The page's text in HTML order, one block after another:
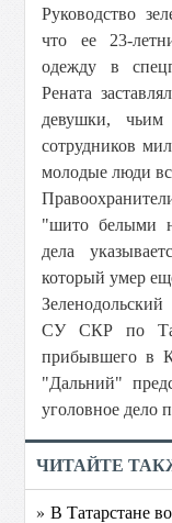
Руководство
что ее 23-
одежду в
Рената
девушки, чьим
сотрудников
молодые люди
"шито белыми
дела
который умер
СУ СКР по
прибывшего в
"Дальний"
уголовное дело
ЧИТАЙТЕ
» В Татарстане